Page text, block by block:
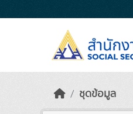
ชุดข้อมูล